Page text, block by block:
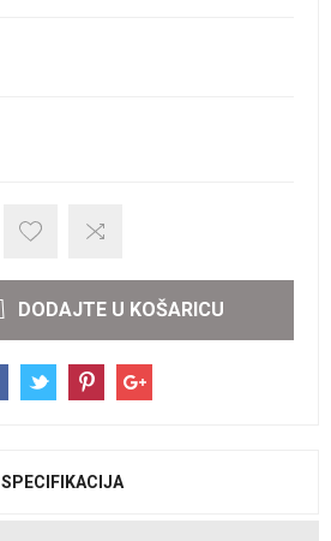
DODAJTE U KOŠARICU
SPECIFIKACIJA